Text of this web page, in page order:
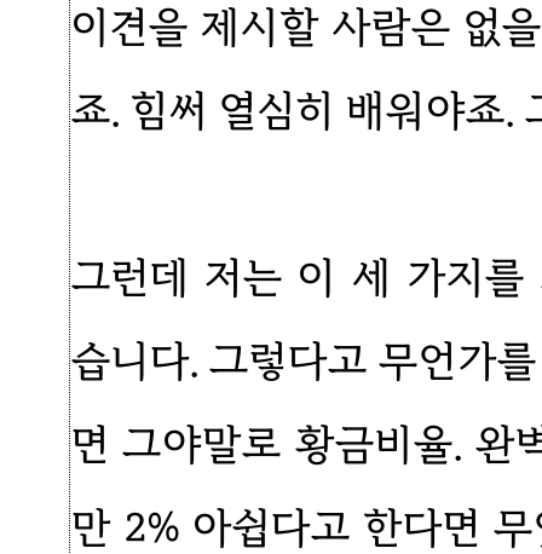
이견을 제시할 사람은 없
죠. 힘써 열심히 배워야죠.
그런데 저는 이 세 가지
습니다. 그렇다고 무언가
면 그야말로 황금비율. 완
만 2% 아쉽다고 한다면